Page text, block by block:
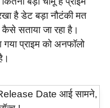
है डेट बड़ा नौटंकी मत
सताया जा रहा है।
गया प्राइम को अनफॉलो